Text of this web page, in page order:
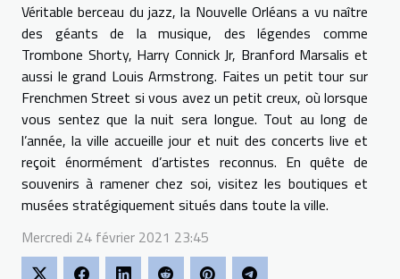
Véritable berceau du jazz, la Nouvelle Orléans a vu naître
des géants de la musique, des légendes comme
Trombone Shorty, Harry Connick Jr, Branford Marsalis et
aussi le grand Louis Armstrong. Faites un petit tour sur
Frenchmen Street si vous avez un petit creux, où lorsque
vous sentez que la nuit sera longue. Tout au long de
l’année, la ville accueille jour et nuit des concerts live et
reçoit énormément d’artistes reconnus. En quête de
souvenirs à ramener chez soi, visitez les boutiques et
musées stratégiquement situés dans toute la ville.
Mercredi 24 février 2021 23:45